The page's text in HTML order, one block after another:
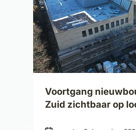
Voortgang
Zuid zichtbaar op